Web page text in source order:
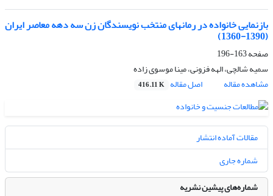
بازنمایی خانواده در رمانهای منتخب نویسندگان زن سه دهه معاصر ایران
(1390-1360)
صفحه163-196
سمیه شالچی، الهه فزونی، مینا موسوی زاده
مشاهده مقاله
اصل مقاله 416.11 K
مقالات آماده انتشار
شماره جاری
شماره‌های پیشین نشریه